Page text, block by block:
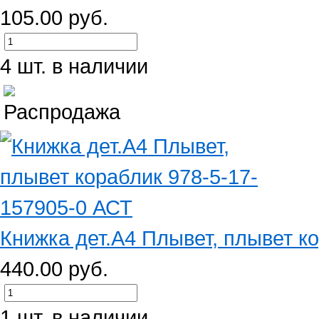
105.00 руб.
4 шт. в наличии
Книжка дет.А4 Плывет, плывет
440.00 руб.